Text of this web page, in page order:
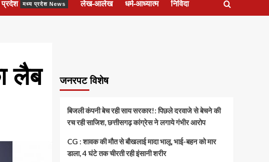
प्रदेश मध्य प्रदेश News लेख-आलेख धर्म-आध्यात्म निविदा
लैब
जनरपट विशेष
बिजली कंपनी बेच रही साय सरकार!: पिछले दरवाजे से बेचने की
रच रही साजिश, छत्तीसगढ़ कांग्रेस ने लगाये गंभीर आरोप
CG : शावक की मौत से बौखलाई मादा भालू, भाई-बहन को मार
डाला, 4 घंटे तक चीरती रही इंसानी शरीर